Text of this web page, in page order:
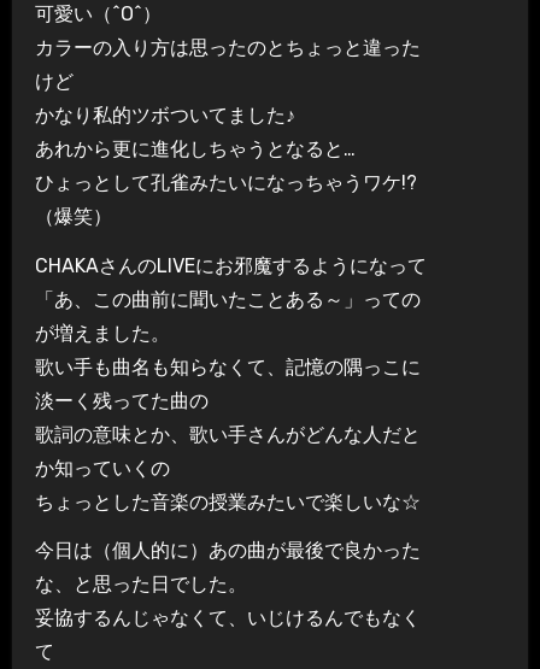
可愛い（^O^）
カラーの入り方は思ったのとちょっと違った
けど
かなり私的ツボついてました♪
あれから更に進化しちゃうとなると…
ひょっとして孔雀みたいになっちゃうワケ!?
（爆笑）
CHAKAさんのLIVEにお邪魔するようになって
「あ、この曲前に聞いたことある～」っての
が増えました。
歌い手も曲名も知らなくて、記憶の隅っこに
淡ーく残ってた曲の
歌詞の意味とか、歌い手さんがどんな人だと
か知っていくの
ちょっとした音楽の授業みたいで楽しいな☆
今日は（個人的に）あの曲が最後で良かった
な、と思った日でした。
妥協するんじゃなくて、いじけるんでもなく
て